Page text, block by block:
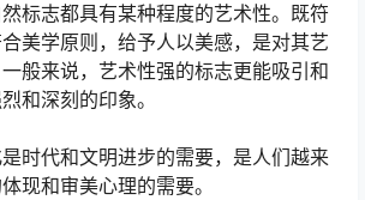
标志都具有某种程度的艺术性。既符
美学原则，给予人以美感，是对其艺
般来说，艺术性强的标志更能吸引和
和深刻的印象。
时代和文明进步的需要，是人们越来
现和审美心理的需要。